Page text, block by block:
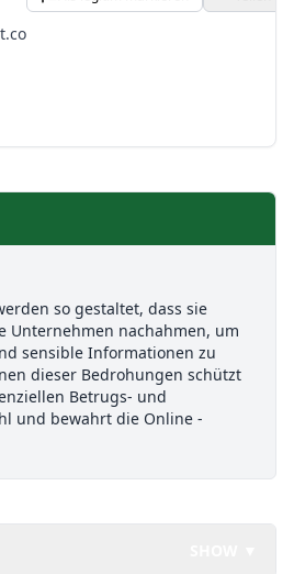
so gestaltet, dass sie
Unternehmen nachahmen, um
sensible Informationen zu
dieser Bedrohungen schützt
Betrugs- und
und bewahrt die Online -